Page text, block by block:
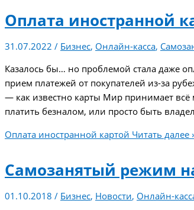
Оплата иностранной
31.07.2022 / Бизнес, Онлайн-касса,
Казалось бы… но проблемой стала даже
прием платежей от покупателей из-за
— как известно карты Мир принимает всё
платить безналом, или просто быть
Оплата иностранной картой Читать далее
Самозанятый режим
01.10.2018 / Бизнес, Новости, Онлайн-